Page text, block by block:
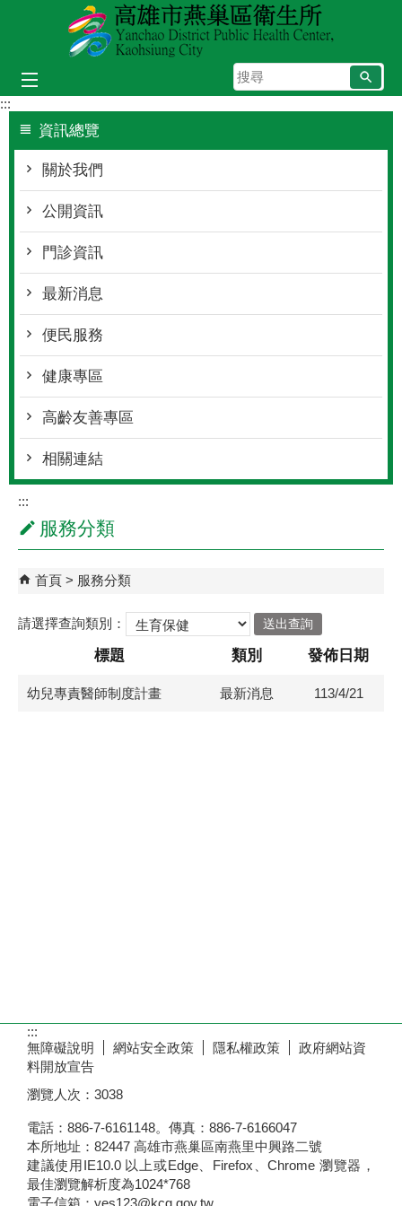
跳到主要內容區塊
搜
尋
:::
資訊總覽
關於我們
公開資訊
門診資訊
最新消息
便民服務
健康專區
高齡友善專區
相關連結
:::
服務分類
首頁 服務分類
請選擇查詢類別：
標題 類別 發佈日期
幼兒專責醫師制度計畫 最新消息 113/4/21
:::
無障礙說明
網站安全政策 隱私權政策
政府網站資
料開放宣告
瀏覽人次： 3038
電話：886-7-6161148。傳真：886-7-6166047
本所地址：82447 高雄市燕巢區南燕里中興路二號
建議使用IE10.0 以上或Edge、Firefox、Chrome 瀏覽器，
最佳瀏覽解析度為1024*768